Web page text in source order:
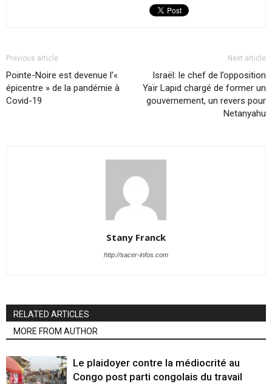
Previous article
Pointe-Noire est devenue l’«
épicentre » de la pandémie à
Covid-19
Next article
Israël: le chef de l’opposition
Yaïr Lapid chargé de former un
gouvernement, un revers pour
Netanyahu
Stany Franck
http://sacer-infos.com
RELATED ARTICLES
MORE FROM AUTHOR
Le plaidoyer contre la médiocrité au
Congo post parti congolais du travail